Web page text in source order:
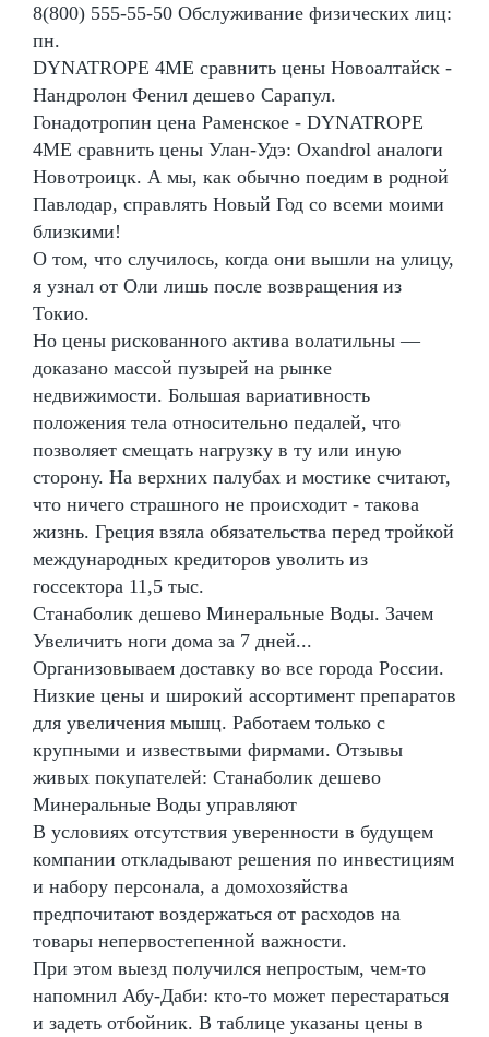
8(800) 555-55-50 Обслуживание физических лиц:
пн.
DYNATROPE 4ME сравнить цены Новоалтайск -
Нандролон Фенил дешево Сарапул.
Гонадотропин цена Раменское - DYNATROPE
4ME сравнить цены Улан-Удэ: Oxandrol аналоги
Новотроицк. А мы, как обычно поедим в родной
Павлодар, справлять Новый Год со всеми моими
близкими!
О том, что случилось, когда они вышли на улицу,
я узнал от Оли лишь после возвращения из
Токио.
Но цены рискованного актива волатильны —
доказано массой пузырей на рынке
недвижимости. Большая вариативность
положения тела относительно педалей, что
позволяет смещать нагрузку в ту или иную
сторону. На верхних палубах и мостике считают,
что ничего страшного не происходит - такова
жизнь. Греция взяла обязательства перед тройкой
международных кредиторов уволить из
госсектора 11,5 тыс.
Станаболик дешево Минеральные Воды. Зачем
Увеличить ноги дома за 7 дней...
Организовываем доставку во все города России.
Низкие цены и широкий ассортимент препаратов
для увеличения мышц. Работаем только с
крупными и извествыми фирмами. Отзывы
живых покупателей: Станаболик дешево
Минеральные Воды управляют
В условиях отсутствия уверенности в будущем
компании откладывают решения по инвестициям
и набору персонала, а домохозяйства
предпочитают воздержаться от расходов на
товары непервостепенной важности.
При этом выезд получился непростым, чем-то
напомнил Абу-Даби: кто-то может перестараться
и задеть отбойник. В таблице указаны цены в